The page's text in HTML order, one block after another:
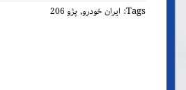
Tags: ایران خودرو, پژو 206